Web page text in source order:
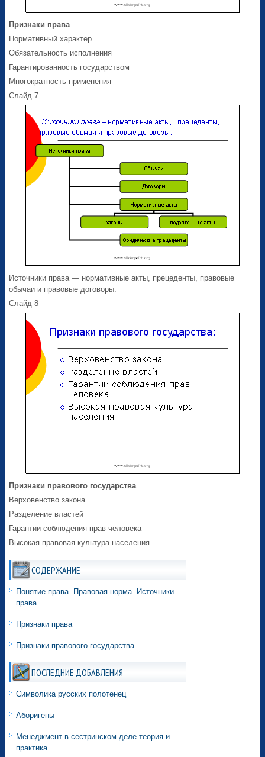
Признаки права
Нормативный характер
Обязательность исполнения
Гарантированность государством
Многократность применения
Слайд 7
Источники права — нормативные акты, прецеденты, правовые
обычаи и правовые договоры.
Слайд 8
Признаки правового государства
Верховенство закона
Разделение властей
Гарантии соблюдения прав человека
Высокая правовая культура населения
СОДЕРЖАНИЕ
Понятие права. Правовая норма. Источники
права.
Признаки права
Признаки правового государства
ПОСЛЕДНИЕ ДОБАВЛЕНИЯ
Символика русских полотенец
Аборигены
Менеджмент в сестринском деле теория и
практика